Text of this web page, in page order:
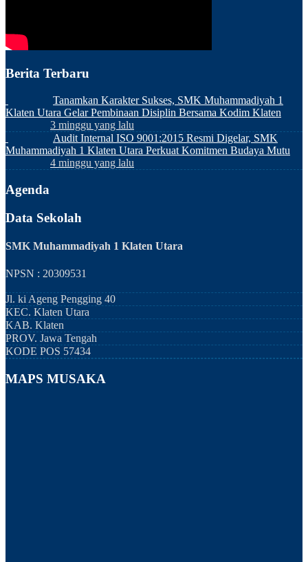
Berita Terbaru
Tanamkan Karakter Sukses, SMK Muhammadiyah 1
Klaten Utara Gelar Pembinaan Disiplin Bersama Kodim Klaten
3 minggu yang lalu
Audit Internal ISO 9001:2015 Resmi Digelar, SMK
Muhammadiyah 1 Klaten Utara Perkuat Komitmen Budaya Mutu
4 minggu yang lalu
Agenda
Data Sekolah
SMK Muhammadiyah 1 Klaten Utara
NPSN : 20309531
Jl. ki Ageng Pengging 40
KEC. Klaten Utara
KAB. Klaten
PROV. Jawa Tengah
KODE POS 57434
MAPS MUSAKA